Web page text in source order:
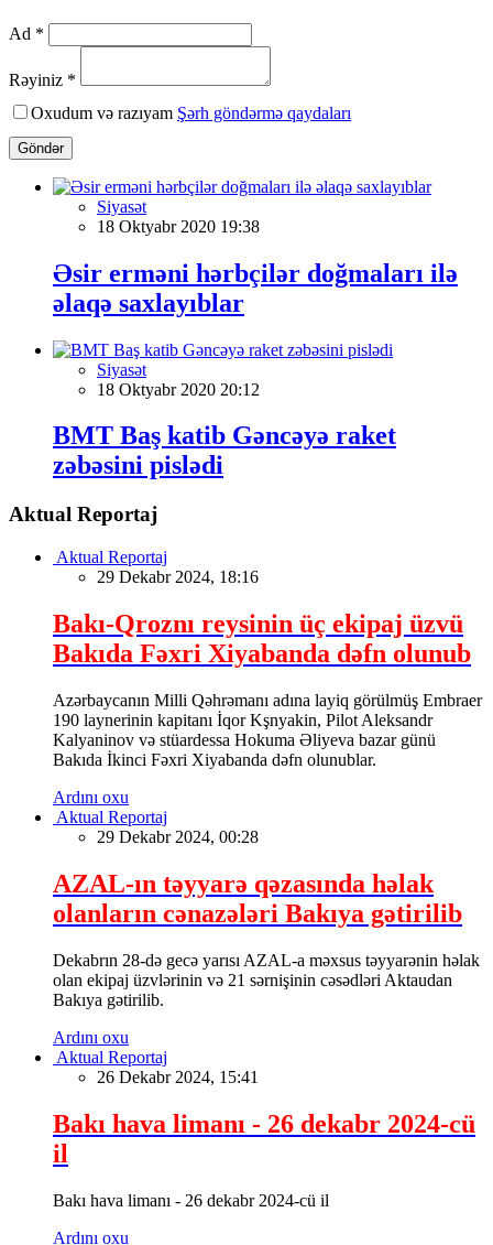
Ad *
Rəyiniz *
Oxudum və razıyam Şərh göndərmə qaydaları
Göndər
Siyasət
18 Oktyabr 2020 19:38
Əsir erməni hərbçilər doğmaları ilə
əlaqə saxlayıblar
Siyasət
18 Oktyabr 2020 20:12
BMT Baş katib Gəncəyə raket
zəbəsini pislədi
Aktual Reportaj
Aktual Reportaj
29 Dekabr 2024, 18:16
Bakı-Qroznı reysinin üç ekipaj üzvü
Bakıda Fəxri Xiyabanda dəfn olunub
Azərbaycanın Milli Qəhrəmanı adına layiq görülmüş Embraer
190 laynerinin kapitanı İqor Kşnyakin, Pilot Aleksandr
Kalyaninov və stüardessa Hokuma Əliyeva bazar günü
Bakıda İkinci Fəxri Xiyabanda dəfn olunublar.
Ardını oxu
Aktual Reportaj
29 Dekabr 2024, 00:28
AZAL-ın təyyarə qəzasında həlak
olanların cənazələri Bakıya gətirilib
Dekabrın 28-də gecə yarısı AZAL-a məxsus təyyarənin həlak
olan ekipaj üzvlərinin və 21 sərnişinin cəsədləri Aktaudan
Bakıya gətirilib.
Ardını oxu
Aktual Reportaj
26 Dekabr 2024, 15:41
Bakı hava limanı - 26 dekabr 2024-cü
il
Bakı hava limanı - 26 dekabr 2024-cü il
Ardını oxu